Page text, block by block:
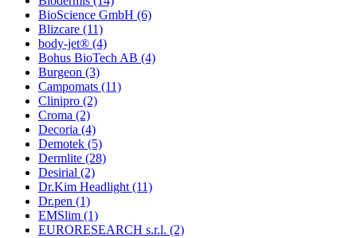
BioScience GmbH (6)
Blizcare (11)
body-jet® (4)
Bohus BioTech AB (4)
Burgeon (3)
Campomats (11)
Clinipro (2)
Croma (2)
Decoria (4)
Demotek (5)
Dermlite (28)
Desirial (2)
Dr.Kim Headlight (11)
Dr.pen (1)
EMSlim (1)
EURORESEARCH s.r.l. (2)